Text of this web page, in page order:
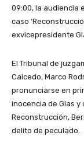
09:00, la audiencia
caso
exvicepresidente
El Tribunal de
Caicedo, Marco
pronunciarse en
inocencia de Glas
Reconstrucción,
delito de peculado.